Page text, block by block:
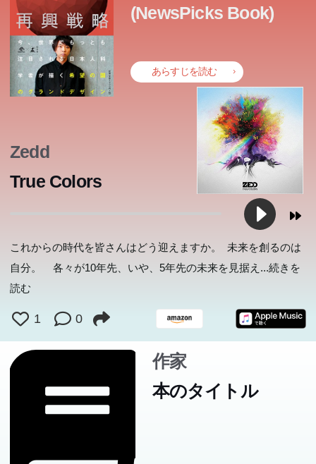
(NewsPicks Book)
あらすじを読む
今、世界でもっとも注目される日本人科学者が描く希望の
Zedd
True Colors
これからの時代を皆さんはどう迎えますか。 未来を創るのは
自分。 各々が10年先、いや、5年先の未来を見据え ...続きを
読む
1 0
作家
本のタイトル